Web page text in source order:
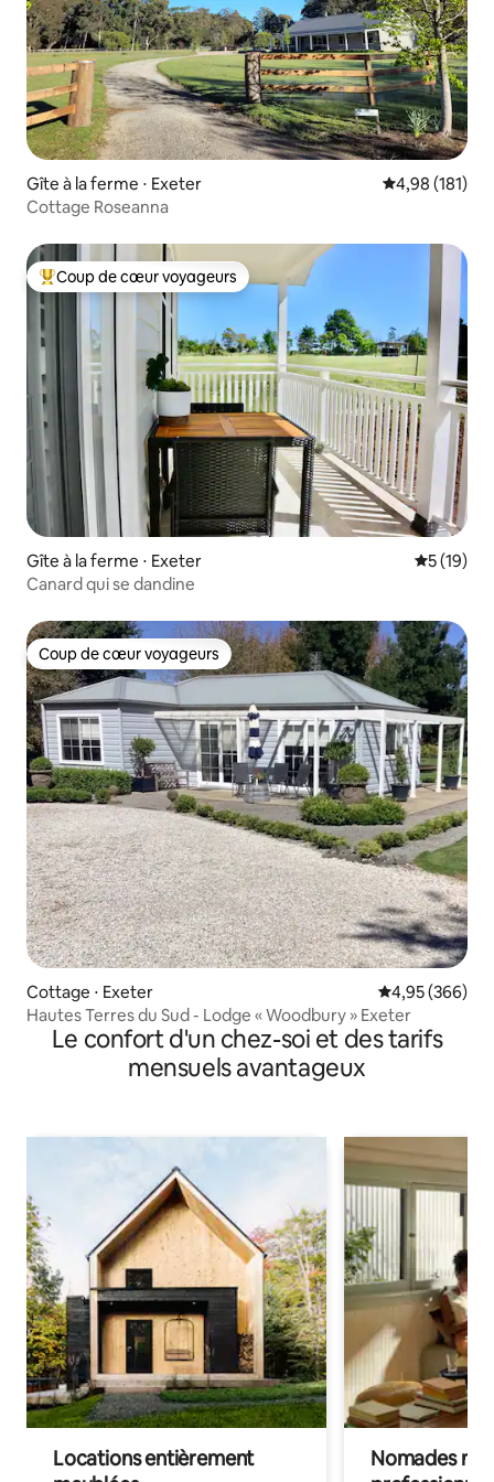
Gîte à la ferme ⋅ Exeter Évaluation
4,98 (181)
Cottage Roseanna
Coups de cœur voyageurs les plus appréciés
Coup de cœur voyageurs
Gîte à la ferme ⋅ Exeter
5 (19)
Canard qui se dandine
Coup de cœur voyageurs
Coup de cœur voyageurs
Cottage ⋅ Exeter Évaluation
4,95 (366)
Hautes Terres du Sud - Lodge « Woodbury » Exeter
Le confort d'un chez-soi et des tarifs
mensuels avantageux
Locations entièrement
Nomades